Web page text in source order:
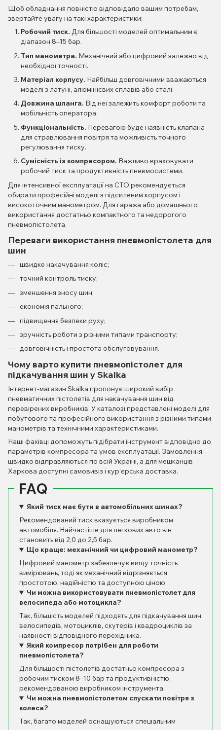
Щоб обладнання повністю відповідало вашим потребам,
звертайте увагу на такі характеристики:
Робочий тиск. Для більшості моделей оптимальним є
діапазон 8–15 бар.
Тип манометра. Механічний або цифровий залежно від
необхідної точності.
Матеріал корпусу. Найбільш довговічними вважаються
моделі з латуні, алюмінієвих сплавів або сталі.
Довжина шланга. Від неї залежить комфорт роботи та
мобільність оператора.
Функціональність. Перевагою буде наявність клапана
для стравлювання повітря та можливість точного
регулювання тиску.
Сумісність із компресором. Важливо враховувати
робочий тиск та продуктивність пневмосистеми.
Для інтенсивної експлуатації на СТО рекомендується
обирати професійні моделі з підсиленим корпусом і
високоточним манометром. Для гаража або домашнього
використання достатньо компактного та недорогого
пневмопістолета.
Переваги використання пневмопістолета для
шин
швидке накачування коліс;
точний контроль тиску;
зменшення зносу шин;
економія пального;
підвищення безпеки руху;
зручність роботи з різними типами транспорту;
довговічність і простота обслуговування.
Чому варто купити пневмопістолет для
підкачування шин у Skalka
Інтернет-магазин Skalka пропонує широкий вибір
пневматичних пістолетів для накачування шин від
перевірених виробників. У каталозі представлені моделі для
побутового та професійного використання з різними типами
манометрів та технічними характеристиками.
Наші фахівці допоможуть підібрати інструмент відповідно до
параметрів компресора та умов експлуатації. Замовлення
швидко відправляються по всій Україні, а для мешканців
Харкова доступні самовивіз і кур'єрська доставка.
FAQ
Який тиск має бути в автомобільних шинах?
Рекомендований тиск вказується виробником
автомобіля. Найчастіше для легкових авто він
становить від 2,0 до 2,5 бар.
Що краще: механічний чи цифровий манометр?
Цифровий манометр забезпечує вищу точність
вимірювань, тоді як механічний відрізняється
простотою, надійністю та доступною ціною.
Чи можна використовувати пневмопістолет для
велосипеда або мотоцикла?
Так, більшість моделей підходять для підкачування шин
велосипедів, мотоциклів, скутерів і квадроциклів за
наявності відповідного перехідника.
Який компресор потрібен для роботи
пневмопістолета?
Для більшості пістолетів достатньо компресора з
робочим тиском 8–10 бар та продуктивністю,
рекомендованою виробником інструмента.
Чи можна пневмопістолетом спускати повітря з
колеса?
Так, багато моделей оснащуються спеціальним